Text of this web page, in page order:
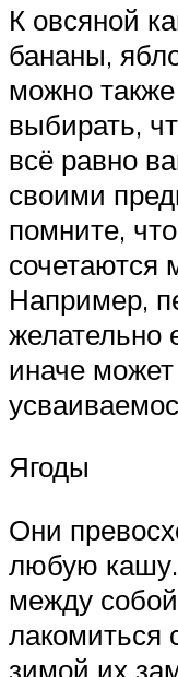
К овсяной
бананы,
можно
выбирать,
всё равно
своими
помните,
сочетаются
Например,
желательно
иначе
Ягоды
Они
любую
между
лакомиться
зимой их